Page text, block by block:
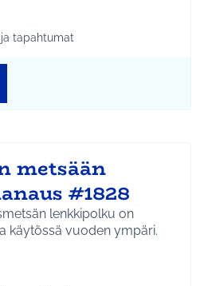
Kellokoski
teeman mukaan: Kulttuuri ja
tapahtumat
metsään
#1828
lenkkipolku on
käytössä vuoden ympäri.